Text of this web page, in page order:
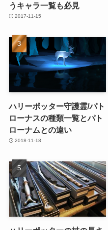
うキャラ一覧も必見
2017-11-15
ハリーポッター守護霊/パト
ローナスの種類一覧とパト
ローナムとの違い
2018-11-18